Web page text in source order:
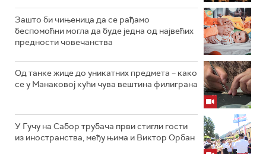
Зашто би чињеница да се рађамо
беспомоћни могла да буде једна од највећих
предности човечанства
Од танке жице до уникатних предмета – како
се у Манаковој кући чува вештина филиграна
У Гучу на Сабор трубача први стигли гости
из иностранства, међу њима и Виктор Орбан